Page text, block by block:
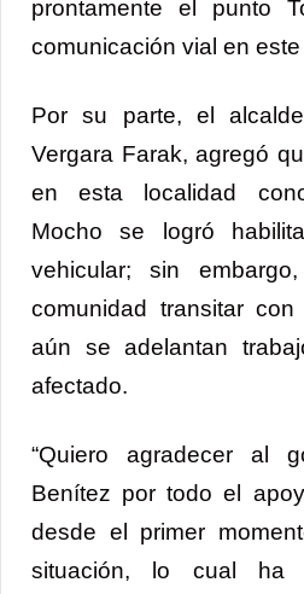
prontamente el punto
comunicación vial en este
Por su parte, el
Vergara Farak, agregó
en esta localidad
Mocho se logró
vehicular; sin
comunidad transitar
aún se adelantan
afectado.
“Quiero agradecer al
Benítez por todo el
desde el primer
situación, lo cual ha